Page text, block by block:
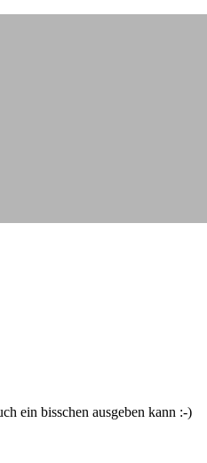
ein bisschen ausgeben kann :-)